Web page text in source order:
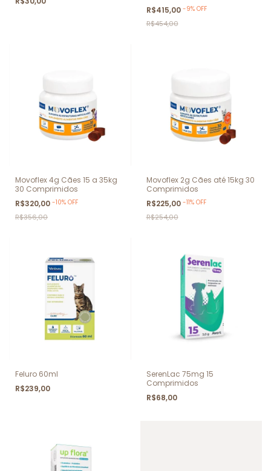
R$415,00 -9% OFF
R$454,00
Movoflex 4g Cães 15 a 35kg
30 Comprimidos
R$320,00 -10% OFF
R$356,00
Movoflex 2g Cães até 15kg 30
Comprimidos
R$225,00 -11% OFF
R$254,00
Feluro 60ml
R$239,00
SerenLac 75mg 15
Comprimidos
R$68,00